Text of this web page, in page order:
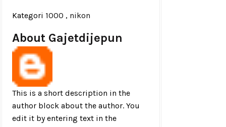
Kategori 1000 , nikon
About Gajetdijepun
This is a short description in the
author block about the author. You
edit it by entering text in the